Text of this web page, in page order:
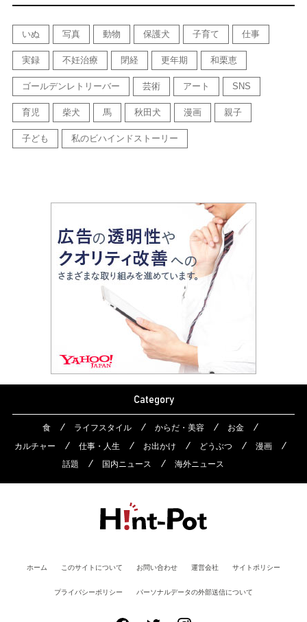
いぬ 写真 動物 保護犬 子育て 仕事
実録 不妊治療 閉経 更年期 和栗恵
ゴールデンレトリーバー 芸術 アート SNS
育児 柴犬 馬 秋田犬 漫画 親子
子ども 私のビハインドストーリー
Category
食 ライフスタイル からだ・美容
お金
カルチャー
仕事・人生 お出かけ どうぶつ
漫画
話題
国内ニュース 海外ニュース
ホーム このサイトについて お問い合わせ 運営会社 サイトポリシー
プライバシーポリシー パーソナルデータの外部送信について